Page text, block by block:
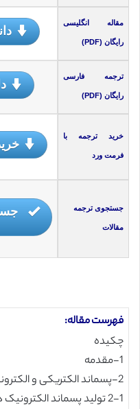
مقاله انگلیسی
رایگان (PDF)
ترجمه فارسی
رایگان (PDF)
خرید ترجمه با
فرمت ورد
جستجوی ترجمه
مقالات
فهرست مقاله:
چکیده
1-مقدمه
2-پسماند الکتریکی و الکترونیک در نیجریه
2-1 تولید پسماند الکترونیک درنیجریه